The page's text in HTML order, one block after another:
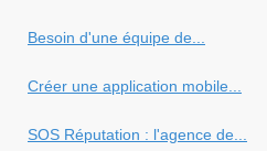
Besoin d'une équipe de...
Créer une application mobile...
SOS Réputation : l'agence de...